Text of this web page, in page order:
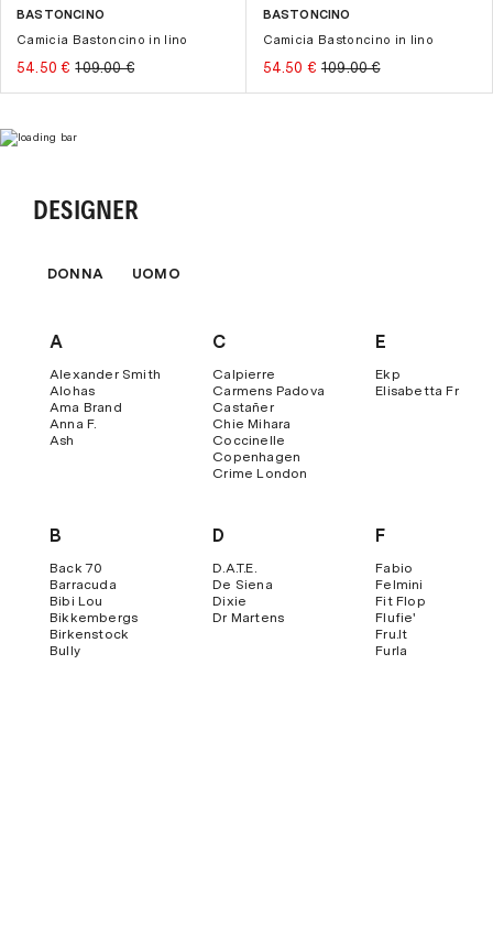
-50%
BASTONCINO
Camicia Bastoncino in lino
54.50 € 109.00 €
-50%
BASTONCINO
Camicia Bastoncino in lino
54.50 € 109.00 €
DESIGNER
DONNA UOMO
A
Alexander Smith
Alohas
Ama Brand
Anna F.
Ash
B
Back 70
Barracuda
Bibi Lou
Bikkembergs
Birkenstock
Bully
C
Calpierre
Carmens Padova
Castañer
Chie Mihara
Coccinelle
Copenhagen
Crime London
D
D.a.t.e.
De Siena
Dixie
Dr Martens
E
Ekp
Elisabetta Franchi
F
Fabio
Felmini
Fit Flop
Flufie'
Fru.it
Furla